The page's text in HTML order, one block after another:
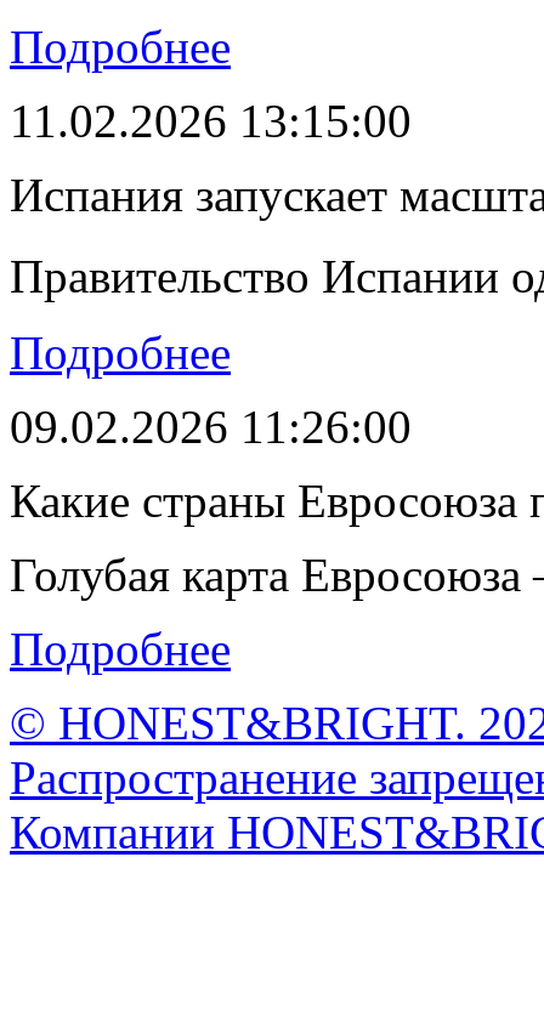
Подробнее
11.02.2026 13:15:00
Испания запускает
Правительство Испании
Подробнее
09.02.2026 11:26:00
Какие страны Евросоюза
Голубая карта Евросоюза
Подробнее
© HONEST&BRIGHT.
Распространение
Компании